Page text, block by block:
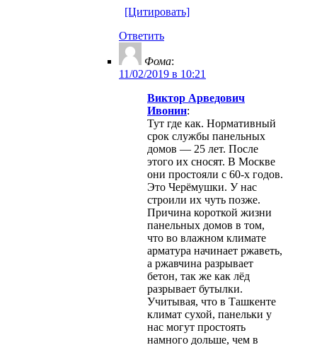
[Цитировать]
Ответить
Фома:
11/02/2019 в 10:21
Виктор Арведович
Ивонин:
Тут где как. Нормативный
срок службы панельных
домов — 25 лет. После
этого их сносят. В Москве
они простояли с 60-х годов.
Это Черёмушки. У нас
строили их чуть позже.
Причина короткой жизни
панельных домов в том,
что во влажном климате
арматура начинает ржаветь,
а ржавчина разрывает
бетон, так же как лёд
разрывает бутылки.
Учитывая, что в Ташкенте
климат сухой, панельки у
нас могут простоять
намного дольше, чем в